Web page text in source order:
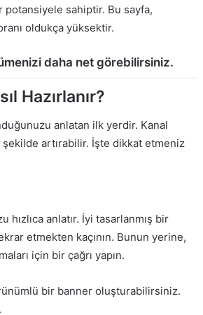
potansiyele sahiptir. Bu sayfa,
oldukça yüksektir.
daha net görebilirsiniz.
Hazırlanır?
anlatan ilk yerdir. Kanal
şekilde artırabilir. İşte dikkat etmeniz
anlatır. İyi tasarlanmış bir
etmekten kaçının. Bunun yerine,
için bir çağrı yapın.
bir banner oluşturabilirsiniz.